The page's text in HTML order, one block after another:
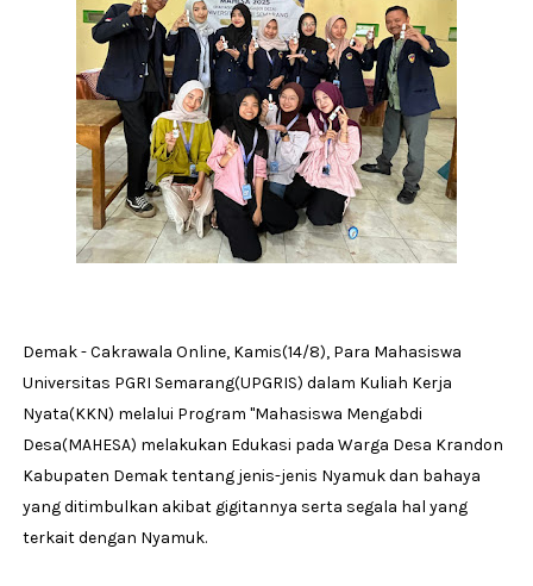
Demak - Cakrawala Online, Kamis(14/8), Para Mahasiswa
Universitas PGRI Semarang(UPGRIS) dalam Kuliah Kerja
Nyata(KKN) melalui Program "Mahasiswa Mengabdi
Desa(MAHESA) melakukan Edukasi pada Warga Desa Krandon
Kabupaten Demak tentang jenis-jenis Nyamuk dan bahaya
yang ditimbulkan akibat gigitannya serta segala hal yang
terkait dengan Nyamuk.